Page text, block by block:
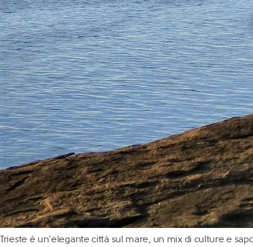
Trieste è un’elegante città sul mare, un mix di culture e